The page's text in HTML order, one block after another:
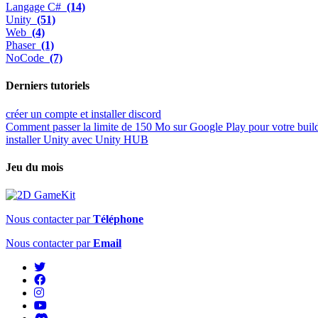
Langage C# (14)
Unity (51)
Web (4)
Phaser (1)
NoCode (7)
Derniers tutoriels
créer un compte et installer discord
Comment passer la limite de 150 Mo sur Google Play pour votre
installer Unity avec Unity HUB
Jeu du mois
Nous contacter parTéléphone
Nous contacter parEmail